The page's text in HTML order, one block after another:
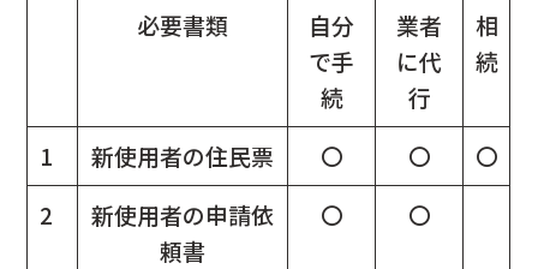
必要書類
自分
で手
続
業者
に代
行
相
続
1 新使用者の住民票 〇 〇
〇
2
新使用者の申請依
頼書
〇 〇